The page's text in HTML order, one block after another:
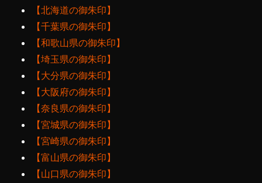
【北海道の御朱印】
【千葉県の御朱印】
【和歌山県の御朱印】
【埼玉県の御朱印】
【大分県の御朱印】
【大阪府の御朱印】
【奈良県の御朱印】
【宮城県の御朱印】
【宮崎県の御朱印】
【富山県の御朱印】
【山口県の御朱印】